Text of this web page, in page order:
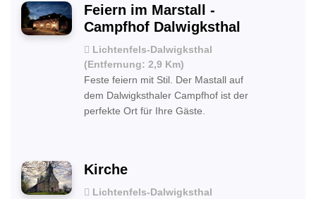
Feiern im Marstall -
Campfhof Dalwigksthal
Lichtenfels-Dalwigksthal
(Entfernung: 2,9 Km)
Feste feiern mit Stil. Der Mastall auf
dem Dalwigksthaler Campfhof ist der
perfekte Ort für Ihre Gäste.
Kirche
Lichtenfels-Dalwigksthal